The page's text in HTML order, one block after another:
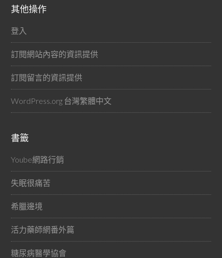
其他操作
登入
訂閱網站內容的資訊提供
訂閱留言的資訊提供
WordPress.org 台灣繁體中文
書籤
Yoube網路行銷
失眠很痛苦
希臘邊境
活力藥師網番外篇
糖尿病醫學協會